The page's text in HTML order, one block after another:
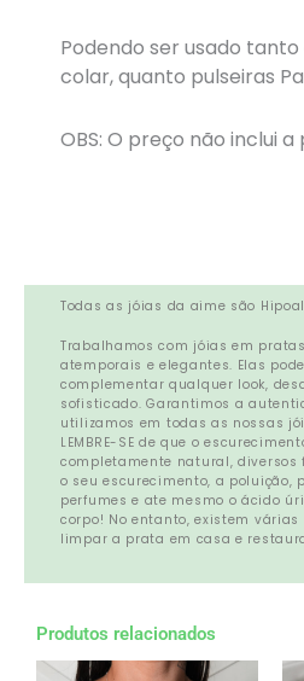
Podendo ser usado
colar, quanto pulseiras
OBS: O preço não inclui
Todas as jóias da aime são
Trabalhamos com jóias em
atemporais e elegantes. Elas
complementar qualquer look,
sofisticado. Garantimos a
utilizamos em todas as nossas
LEMBRE-SE de que o
completamente natural, diversos
o seu escurecimento, a poluição,
perfumes e ate mesmo o ácido
corpo! No entanto, existem
limpar a prata em casa e
Produtos relacionados